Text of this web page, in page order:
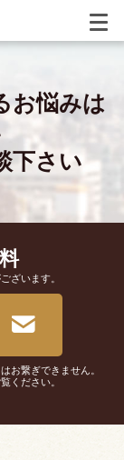
お悩みは
下さい
ざいます。
お繋ぎできません。
ください。